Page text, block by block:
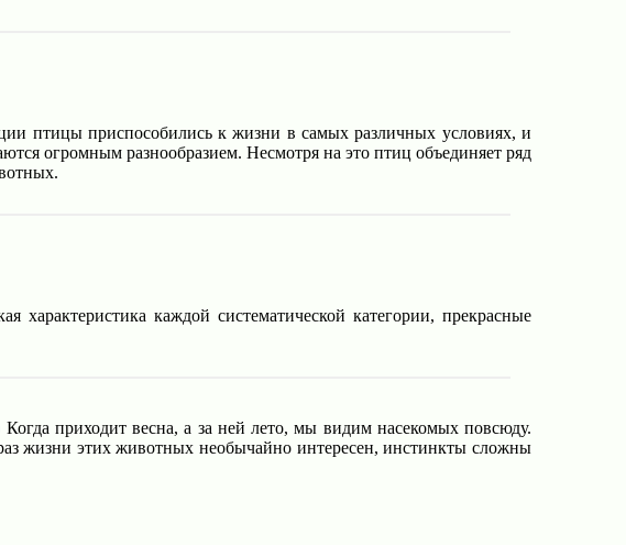
птицы приспособились к жизни в самых различных условиях, и
огромным разнообразием. Несмотря на это птиц объединяет ряд
характеристика каждой систематической категории, прекрасные
Когда приходит весна, а за ней лето, мы видим насекомых повсюду.
жизни этих животных необычайно интересен, инстинкты сложны